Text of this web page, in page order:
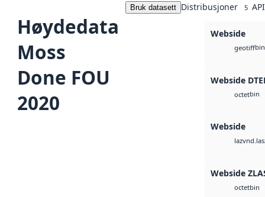
Høydedata
Moss
Done FOU
2020
Bruk datasett Distribusjoner 5
Webside
geotiffbin
Webside
octetbin
Webside
laz
Webside
octetbin